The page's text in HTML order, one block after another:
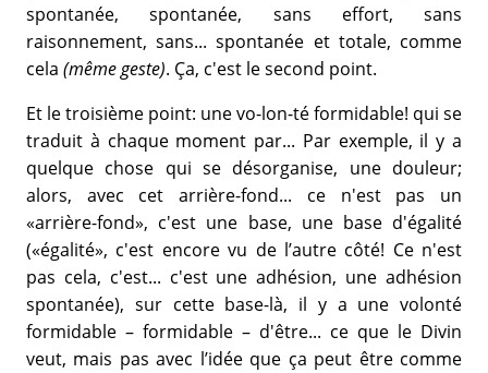
spontanée, spontanée, sans effort, sans
raisonnement, sans... spontanée et totale, comme
cela (même geste). Ça, c'est le second point.
Et le troisième point: une vo-lon-té formidable! qui se
traduit à chaque moment par... Par exemple, il y a
quelque chose qui se désorganise, une douleur;
alors, avec cet arrière-fond... ce n'est pas un
«arrière-fond», c'est une base, une base d'égalité
(«égalité», c'est encore vu de l’autre côté! Ce n'est
pas cela, c'est... c'est une adhésion, une adhésion
spontanée), sur cette base-là, il y a une volonté
formidable – formidable – d'être... ce que le Divin
veut, mais pas avec l’idée que ça peut être comme